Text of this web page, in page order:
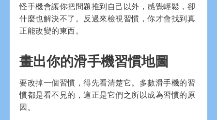
怪手機會讓你把問題推到自己以外，感覺輕鬆，卻
什麼也解決不了。反過來檢視習慣，你才會找到真
正能改變的東西。
畫出你的滑手機習慣地圖
要改掉一個習慣，得先看清楚它。多數滑手機的習
慣都是看不見的，這正是它們之所以成為習慣的原
因。